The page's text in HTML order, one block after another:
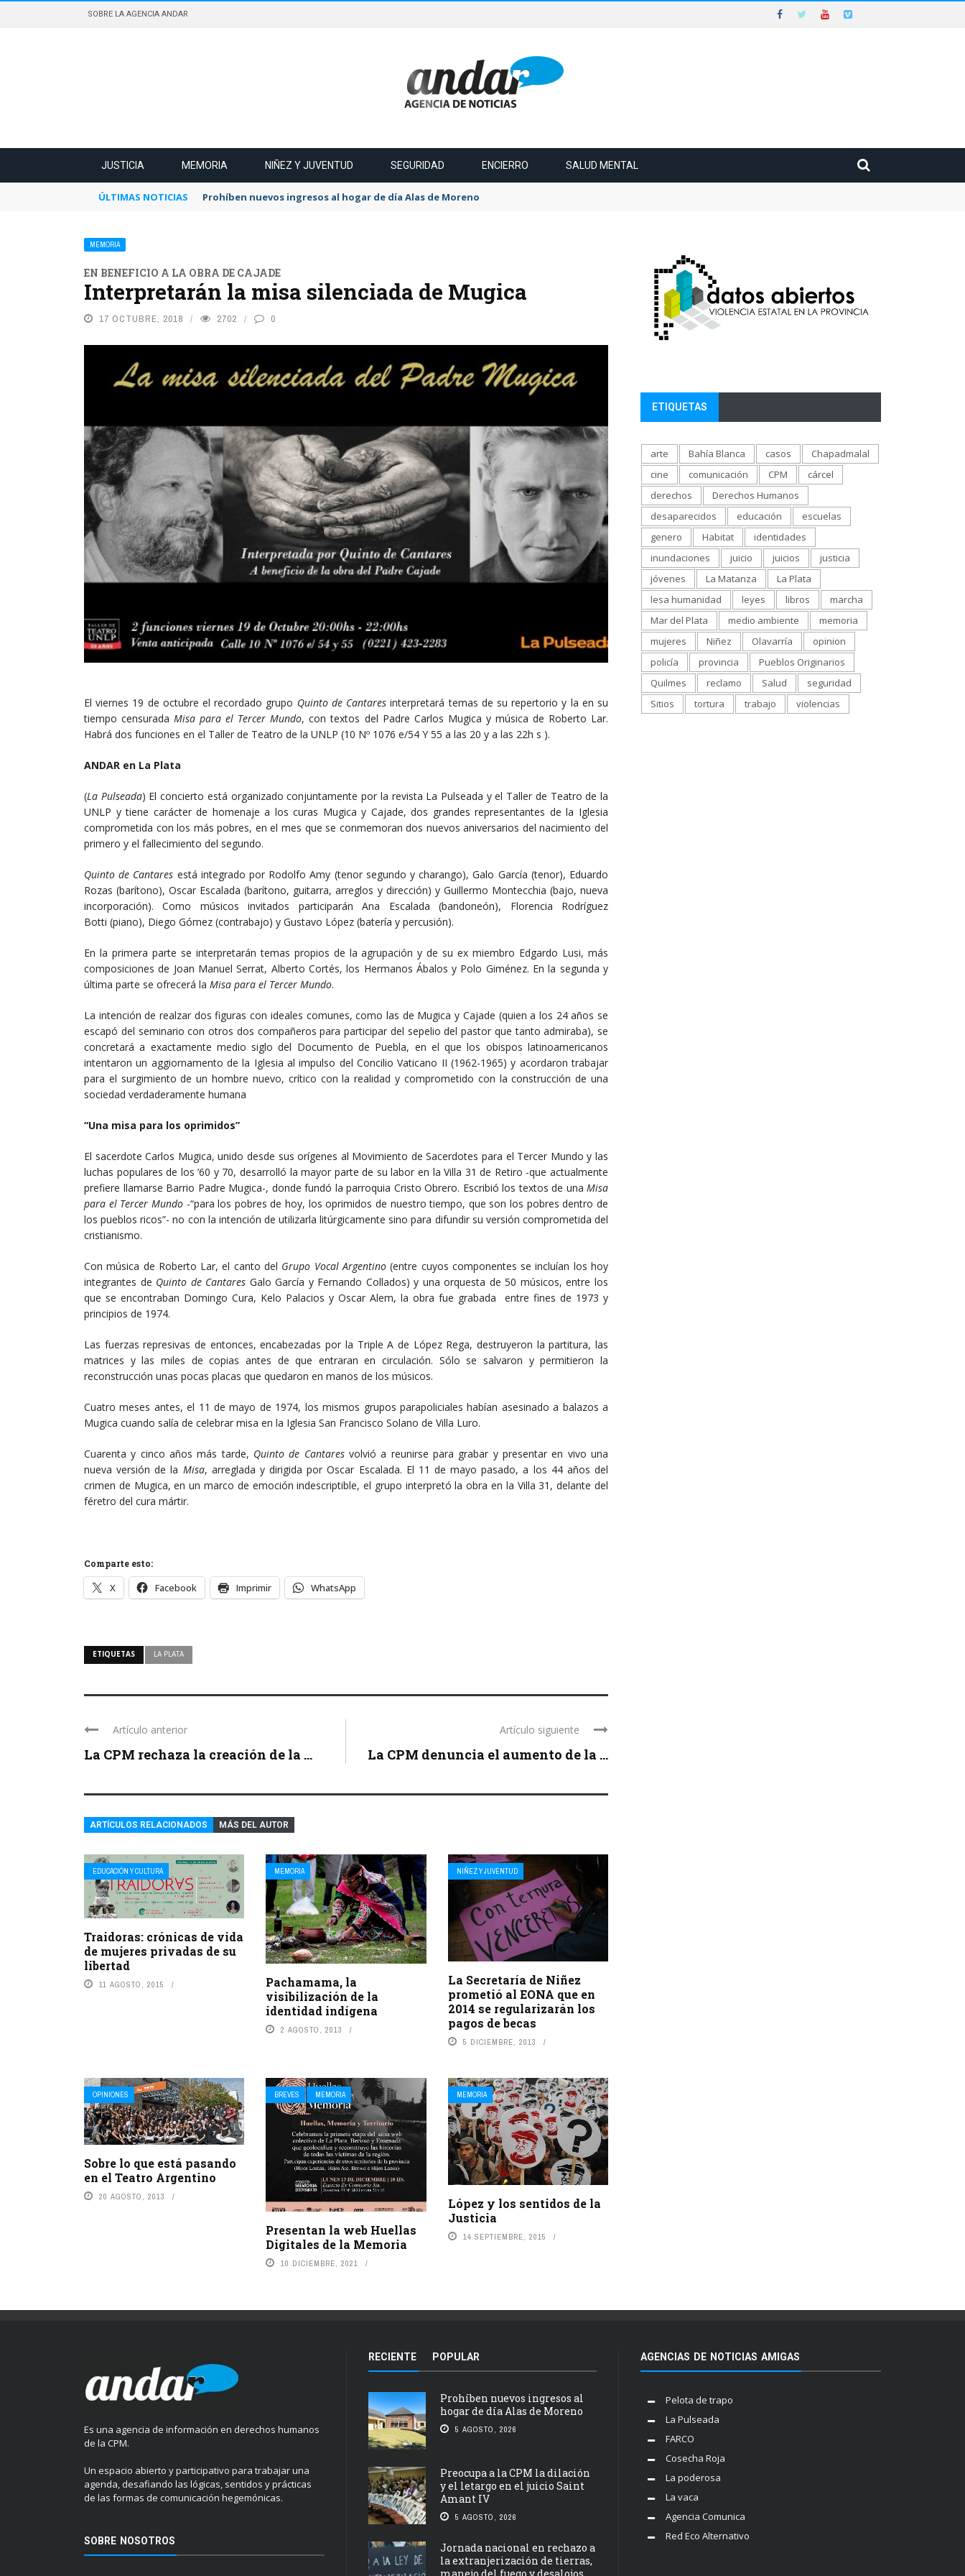
SOBRE LA AGENCIA ANDAR
JUSTICIA MEMORIA NIÑEZ Y JUVENTUD SEGURIDAD ENCIERRO SALUD MENTAL
ÚLTIMAS NOTICIAS Prohíben nuevos ingresos al hogar de día Alas de Moreno
MEMORIA
EN BENEFICIO A LA OBRA DE CAJADE
Interpretarán la misa silenciada de Mugica
17 OCTUBRE, 2018 2702 0
El viernes 19 de octubre el recordado grupo Quinto de Cantares interpretará temas de su repertorio y la en su
tiempo censuradaMisa para el Tercer Mundo, con textos del Padre Carlos Mugica y música de Roberto Lar.
Habrá dos funciones en el Taller de Teatro de la UNLP (10 Nº 1076 e/54 Y 55 a las 20 y a las 22h s ).
ANDAR en La Plata
(La Pulseada) El concierto está organizado conjuntamente por la revista La Pulseada y el Taller de Teatro de la
UNLP y tiene carácter de homenaje a los curas Mugica y Cajade, dos grandes representantes de la Iglesia
comprometida con los más pobres, en el mes que se conmemoran dos nuevos aniversarios del nacimiento del
primero y el fallecimiento del segundo.
Quinto de Cantares está integrado por Rodolfo Amy (tenor segundo y charango), Galo García (tenor), Eduardo
Rozas (barítono), Oscar Escalada (barítono, guitarra, arreglos y dirección) y Guillermo Montecchia (bajo, nueva
incorporación). Como músicos invitados participarán Ana Escalada (bandoneón), Florencia Rodríguez
Botti (piano), Diego Gómez (contrabajo) y Gustavo López (batería y percusión).
En la primera parte se interpretarán temas propios de la agrupación y de su ex miembro Edgardo Lusi, más
composiciones de Joan Manuel Serrat, Alberto Cortés, los Hermanos Ábalos y Polo Giménez. En la segunda y
última parte se ofrecerá la Misa para el Tercer Mundo.
La intención de realzar dos figuras con ideales comunes, como las de Mugica y Cajade (quien a los 24 años se
escapó del seminario con otros dos compañeros para participar del sepelio del pastor que tanto admiraba), se
concretará a exactamente medio siglo del Documento de Puebla, en el que los obispos latinoamericanos
intentaron un aggiornamento de la Iglesia al impulso del Concilio Vaticano II (1962-1965) y acordaron trabajar
para el surgimiento de un hombre nuevo, crítico con la realidad y comprometido con la construcción de una
sociedad verdaderamente humana
“Una misa para los oprimidos”
El sacerdote Carlos Mugica, unido desde sus orígenes al Movimiento de Sacerdotes para el Tercer Mundo y las
luchas populares de los ’60 y 70, desarrolló la mayor parte de su labor en la Villa 31 de Retiro -que actualmente
prefiere llamarse Barrio Padre Mugica-, donde fundó la parroquia Cristo Obrero. Escribió los textos de una Misa
para el Tercer Mundo-“para los pobres de hoy, los oprimidos de nuestro tiempo, que son los pobres dentro de
los pueblos ricos”- no con la intención de utilizarla litúrgicamente sino para difundir su versión comprometida del
cristianismo.
Con música de Roberto Lar, el canto del Grupo Vocal Argentino(entre cuyos componentes se incluían los hoy
integrantes de Quinto de Cantares Galo García y Fernando Collados) y una orquesta de 50 músicos, entre los
que se encontraban Domingo Cura, Kelo Palacios y Oscar Alem, la obra fue grabada entre fines de 1973 y
principios de 1974.
Las fuerzas represivas de entonces, encabezadas por la Triple A de López Rega, destruyeron la partitura, las
matrices y las miles de copias antes de que entraran en circulación. Sólo se salvaron y permitieron la
reconstrucción unas pocas placas que quedaron en manos de los músicos.
Cuatro meses antes, el 11 de mayo de 1974, los mismos grupos parapoliciales habían asesinado a balazos a
Mugica cuando salía de celebrar misa en la Iglesia San Francisco Solano de Villa Luro.
Cuarenta y cinco años más tarde, Quinto de Cantaresvolvió a reunirse para grabar y presentar en vivo una
nueva versión de la Misa, arreglada y dirigida por Oscar Escalada. El 11 de mayo pasado, a los 44 años del
crimen de Mugica, en un marco de emoción indescriptible, el grupo interpretó la obra en la Villa 31, delante del
féretro del cura mártir.
Comparte esto:
X Facebook Imprimir WhatsApp
ETIQUETAS LA PLATA
Artículo anterior
La CPM rechaza la creación de la ...
Artículo siguiente
La CPM denuncia el aumento de la ...
ARTÍCULOS RELACIONADOS MÁS DEL AUTOR
EDUCACIÓN Y CULTURA
Traidoras: crónicas de vida
de mujeres privadas de su
libertad
11 AGOSTO, 2015
MEMORIA
Pachamama, la
visibilización de la
identidad indígena
2 AGOSTO, 2013
NIÑEZ Y JUVENTUD
La Secretaría de Niñez
prometió al EONA que en
2014 se regularizarán los
pagos de becas
5 DICIEMBRE, 2013
OPINIONES
Sobre lo que está pasando
en el Teatro Argentino
20 AGOSTO, 2013
BREVES MEMORIA
Presentan la web Huellas
Digitales de la Memoria
10 DICIEMBRE, 2021
MEMORIA
López y los sentidos de la
Justicia
14 SEPTIEMBRE, 2015
ETIQUETAS
arte Bahía Blanca casos
Chapadmalal
cine
comunicación CPM
cárcel
derechos
Derechos Humanos
desaparecidos
educación
escuelas
genero
Habitat
identidades
inundaciones
juicio juicios
justicia
jóvenes
La Matanza
La Plata
lesa humanidad
leyes libros
marcha
Mar del Plata
medio ambiente
memoria
mujeres
Niñez Olavarría
opinion
policía
provincia
Pueblos Originarios
Quilmes
reclamo Salud
seguridad
Sitios
tortura trabajo violencias
Es una agencia de información en derechos humanos
de la CPM.
Un espacio abierto y participativo para trabajar una
agenda, desafiando las lógicas, sentidos y prácticas
de las formas de comunicación hegemónicas.
SOBRE NOSOTROS
RECIENTE POPULAR
Prohíben nuevos ingresos al
hogar de día Alas de Moreno
5 AGOSTO, 2026
Preocupa a la CPM la dilación
y el letargo en el juicio Saint
Amant IV
5 AGOSTO, 2026
Jornada nacional en rechazo a
la extranjerización de tierras,
AGENCIAS DE NOTICIAS AMIGAS
Pelota de trapo
La Pulseada
FARCO
Cosecha Roja
La poderosa
La vaca
Agencia Comunica
Red Eco Alternativo